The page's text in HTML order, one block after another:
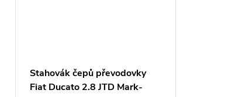
Stahovák čepů převodovky
Fiat Ducato 2.8 JTD Mark-